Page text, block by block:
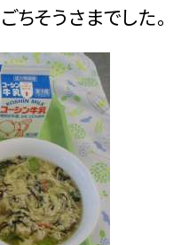
ちそうさまでした。